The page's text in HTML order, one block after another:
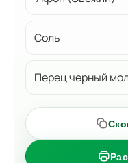
Соль
Перец черный